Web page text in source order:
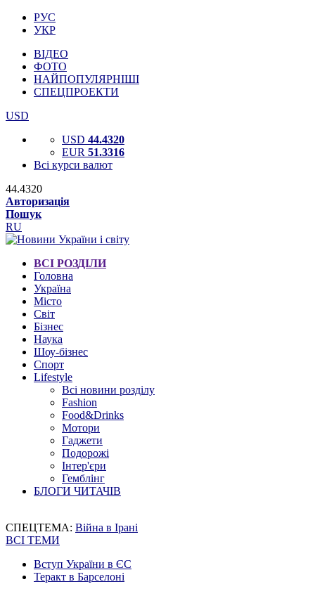
РУС
УКР
ВІДЕО
ФОТО
НАЙПОПУЛЯРНІШІ
СПЕЦПРОЕКТИ
USD
USD 44.4320
EUR 51.3316
Всі курси валют
44.4320
Авторизація
Пошук
RU
ВСІ РОЗДІЛИ
Головна
Україна
Місто
Світ
Бізнес
Наука
Шоу-бізнес
Спорт
Lifestyle
Всі новини розділу
Fashion
Food&Drinks
Мотори
Гаджети
Подорожі
Інтер'єри
Гемблінг
БЛОГИ ЧИТАЧІВ
СПЕЦТЕМА: Війна в Ірані
ВСІ ТЕМИ
Вступ України в ЄС
Теракт в Барселоні